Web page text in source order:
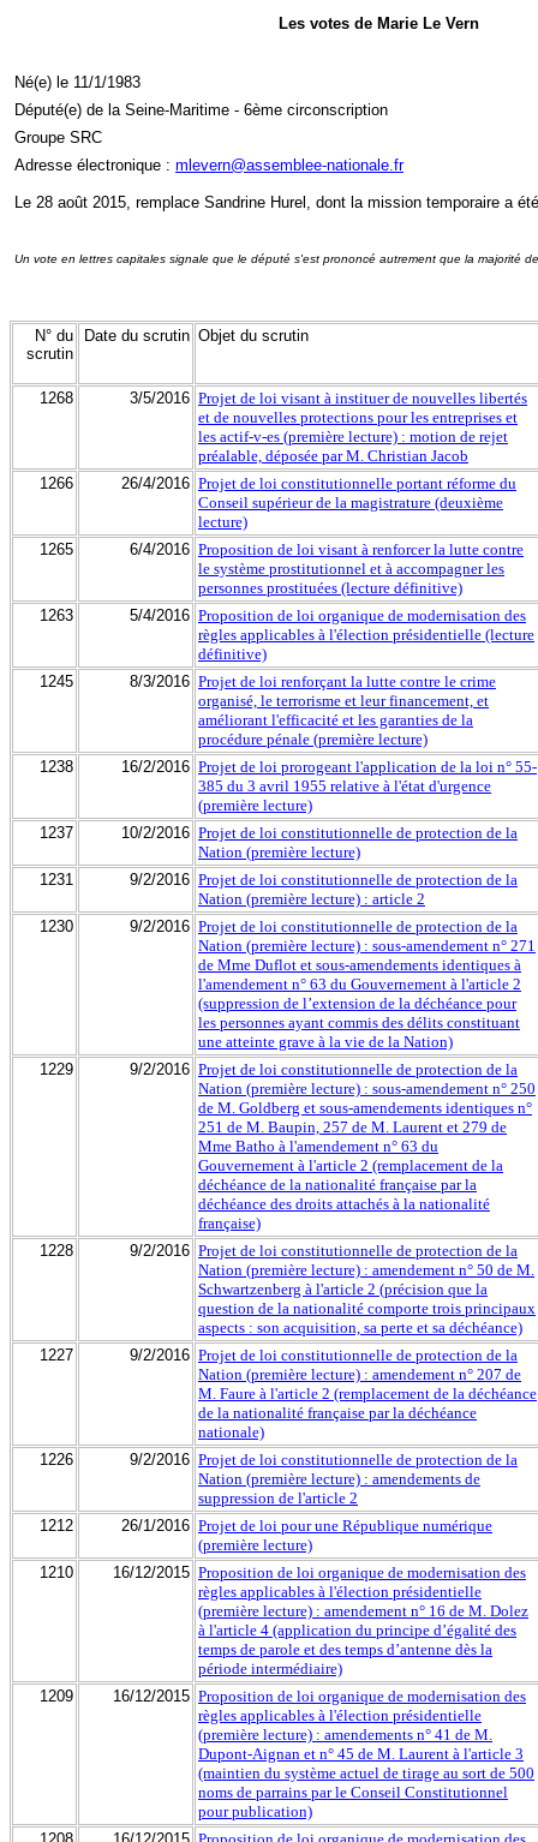
Les votes de Marie Le Vern
Né(e) le 11/1/1983
Député(e) de la Seine-Maritime - 6ème circonscription
Groupe SRC
Adresse électronique : mlevern@assemblee-nationale.fr
Le 28 août 2015, remplace Sandrine Hurel, dont la mission temporaire a
Un vote en lettres capitales signale que le député s'est prononcé autrement que la majorité
N° du
scrutin
Date du scrutin Objet du scrutin
1268 3/5/2016 Projet de loi visant à instituer de nouvelles libertés
et de nouvelles protections pour les entreprises et
les actif-v-es (première lecture) : motion de rejet
préalable, déposée par M. Christian Jacob
1266
26/4/2016 Projet de loi constitutionnelle portant réforme du
Conseil supérieur de la magistrature (deuxième
lecture)
1265
6/4/2016 Proposition de loi visant à renforcer la lutte contre
le système prostitutionnel et à accompagner les
personnes prostituées (lecture définitive)
1263
5/4/2016 Proposition de loi organique de modernisation des
règles applicables à l'élection présidentielle (lecture
définitive)
1245
8/3/2016 Projet de loi renforçant la lutte contre le crime
organisé, le terrorisme et leur financement, et
améliorant l'efficacité et les garanties de la
procédure pénale (première lecture)
1238
16/2/2016 Projet de loi prorogeant l'application de la loi n° 55-
385 du 3 avril 1955 relative à l'état d'urgence
(première lecture)
1237
10/2/2016 Projet de loi constitutionnelle de protection de la
Nation (première lecture)
1231
9/2/2016 Projet de loi constitutionnelle de protection de la
Nation (première lecture) : article 2
1230
9/2/2016 Projet de loi constitutionnelle de protection de la
Nation (première lecture) : sous-amendement n° 271
de Mme Duflot et sous-amendements identiques à
l'amendement n° 63 du Gouvernement à l'article 2
(suppression de l’extension de la déchéance pour
les personnes ayant commis des délits constituant
une atteinte grave à la vie de la Nation)
1229
9/2/2016 Projet de loi constitutionnelle de protection de la
Nation (première lecture) : sous-amendement n° 250
de M. Goldberg et sous-amendements identiques n°
251 de M. Baupin, 257 de M. Laurent et 279 de
Mme Batho à l'amendement n° 63 du
Gouvernement à l'article 2 (remplacement de la
déchéance de la nationalité française par la
déchéance des droits attachés à la nationalité
française)
1228
9/2/2016 Projet de loi constitutionnelle de protection de la
Nation (première lecture) : amendement n° 50 de M.
Schwartzenberg à l'article 2 (précision que la
question de la nationalité comporte trois principaux
aspects : son acquisition, sa perte et sa déchéance)
1227
9/2/2016 Projet de loi constitutionnelle de protection de la
Nation (première lecture) : amendement n° 207 de
M. Faure à l'article 2 (remplacement de la déchéance
de la nationalité française par la déchéance
nationale)
1226
9/2/2016 Projet de loi constitutionnelle de protection de la
Nation (première lecture) : amendements de
suppression de l'article 2
1212
26/1/2016 Projet de loi pour une République numérique
(première lecture)
1210
16/12/2015 Proposition de loi organique de modernisation des
règles applicables à l'élection présidentielle
(première lecture) : amendement n° 16 de M. Dolez
à l'article 4 (application du principe d’égalité des
temps de parole et des temps d’antenne dès la
période intermédiaire)
1209
16/12/2015 Proposition de loi organique de modernisation des
règles applicables à l'élection présidentielle
(première lecture) : amendements n° 41 de M.
Dupont-Aignan et n° 45 de M. Laurent à l'article 3
(maintien du système actuel de tirage au sort de 500
noms de parrains par le Conseil Constitutionnel
pour publication)